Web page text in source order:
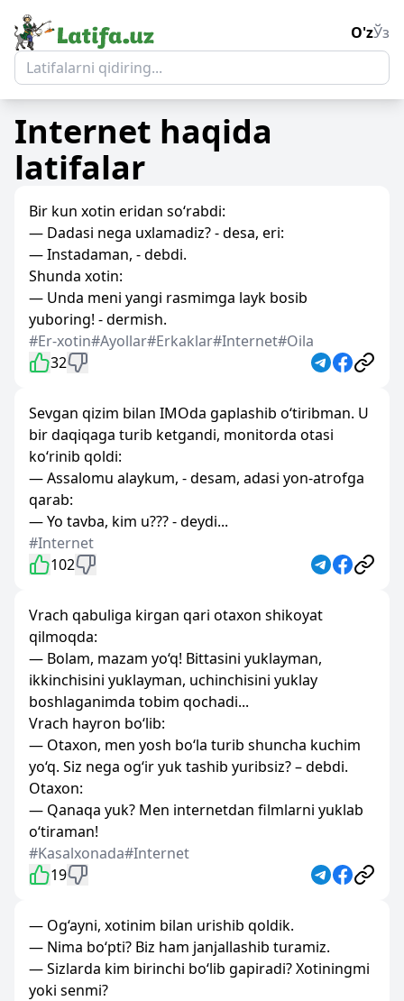
O'zЎз
Internet haqida
latifalar
Bir kun xotin eridan so‘rabdi:
— Dadasi nega uxlamadiz? - desa, eri:
— Instadaman, - debdi.
Shunda xotin:
— Unda meni yangi rasmimga layk bosib
yuboring! - dermish.
#Er-xotin#Ayollar#Erkaklar#Internet#Oila
32
Sevgan qizim bilan IMOda gaplashib o‘tiribman. U
bir daqiqaga turib ketgandi, monitorda otasi
ko‘rinib qoldi:
— Assalomu alaykum, - desam, adasi yon-atrofga
qarab:
— Yo tavba, kim u??? - deydi...
#Internet
102
Vrach qabuliga kirgan qari otaxon shikoyat
qilmoqda:
— Bolam, mazam yo‘q! Bittasini yuklayman,
ikkinchisini yuklayman, uchinchisini yuklay
boshlaganimda tobim qochadi...
Vrach hayron bo‘lib:
— Otaxon, men yosh bo‘la turib shuncha kuchim
yo‘q. Siz nega og‘ir yuk tashib yuribsiz? – debdi.
Otaxon:
— Qanaqa yuk? Men internetdan filmlarni yuklab
o‘tiraman!
#Kasalxonada#Internet
19
— Og‘ayni, xotinim bilan urishib qoldik.
— Nima bo‘pti? Biz ham janjallashib turamiz.
— Sizlarda kim birinchi bo‘lib gapiradi? Xotiningmi
yoki senmi?